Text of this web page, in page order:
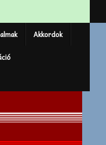
Akkordok